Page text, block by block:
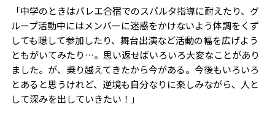
「中学のときはバレエ合宿でのスパルタ指導に耐えたり、グ
ループ活動中にはメンバーに迷惑をかけないよう体調をくず
しても隠して参加したり、舞台出演など活動の幅を広げよう
ともがいてみたり…。思い返せばいろいろ大変なことがあり
ました。が、乗り越えてきたから今がある。今後もいろいろ
とあると思うけれど、逆境も自分なりに楽しみながら、人と
して深みを出していきたい！」